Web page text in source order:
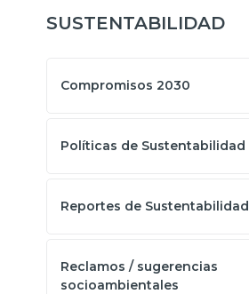
SUSTENTABILIDAD
Compromisos 2030
Políticas de Sustentabilidad
Reportes de Sustentabilidad
Reclamos / sugerencias
socioambientales